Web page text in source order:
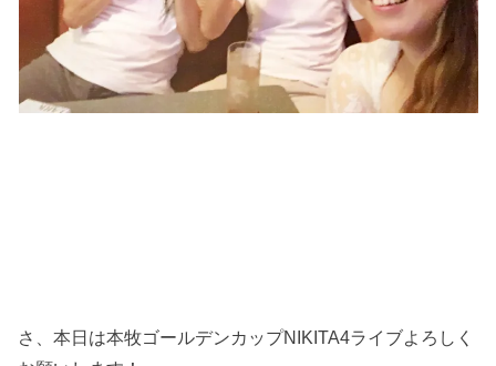
さ、本日は本牧ゴールデンカップNIKITA4ライブよろしく